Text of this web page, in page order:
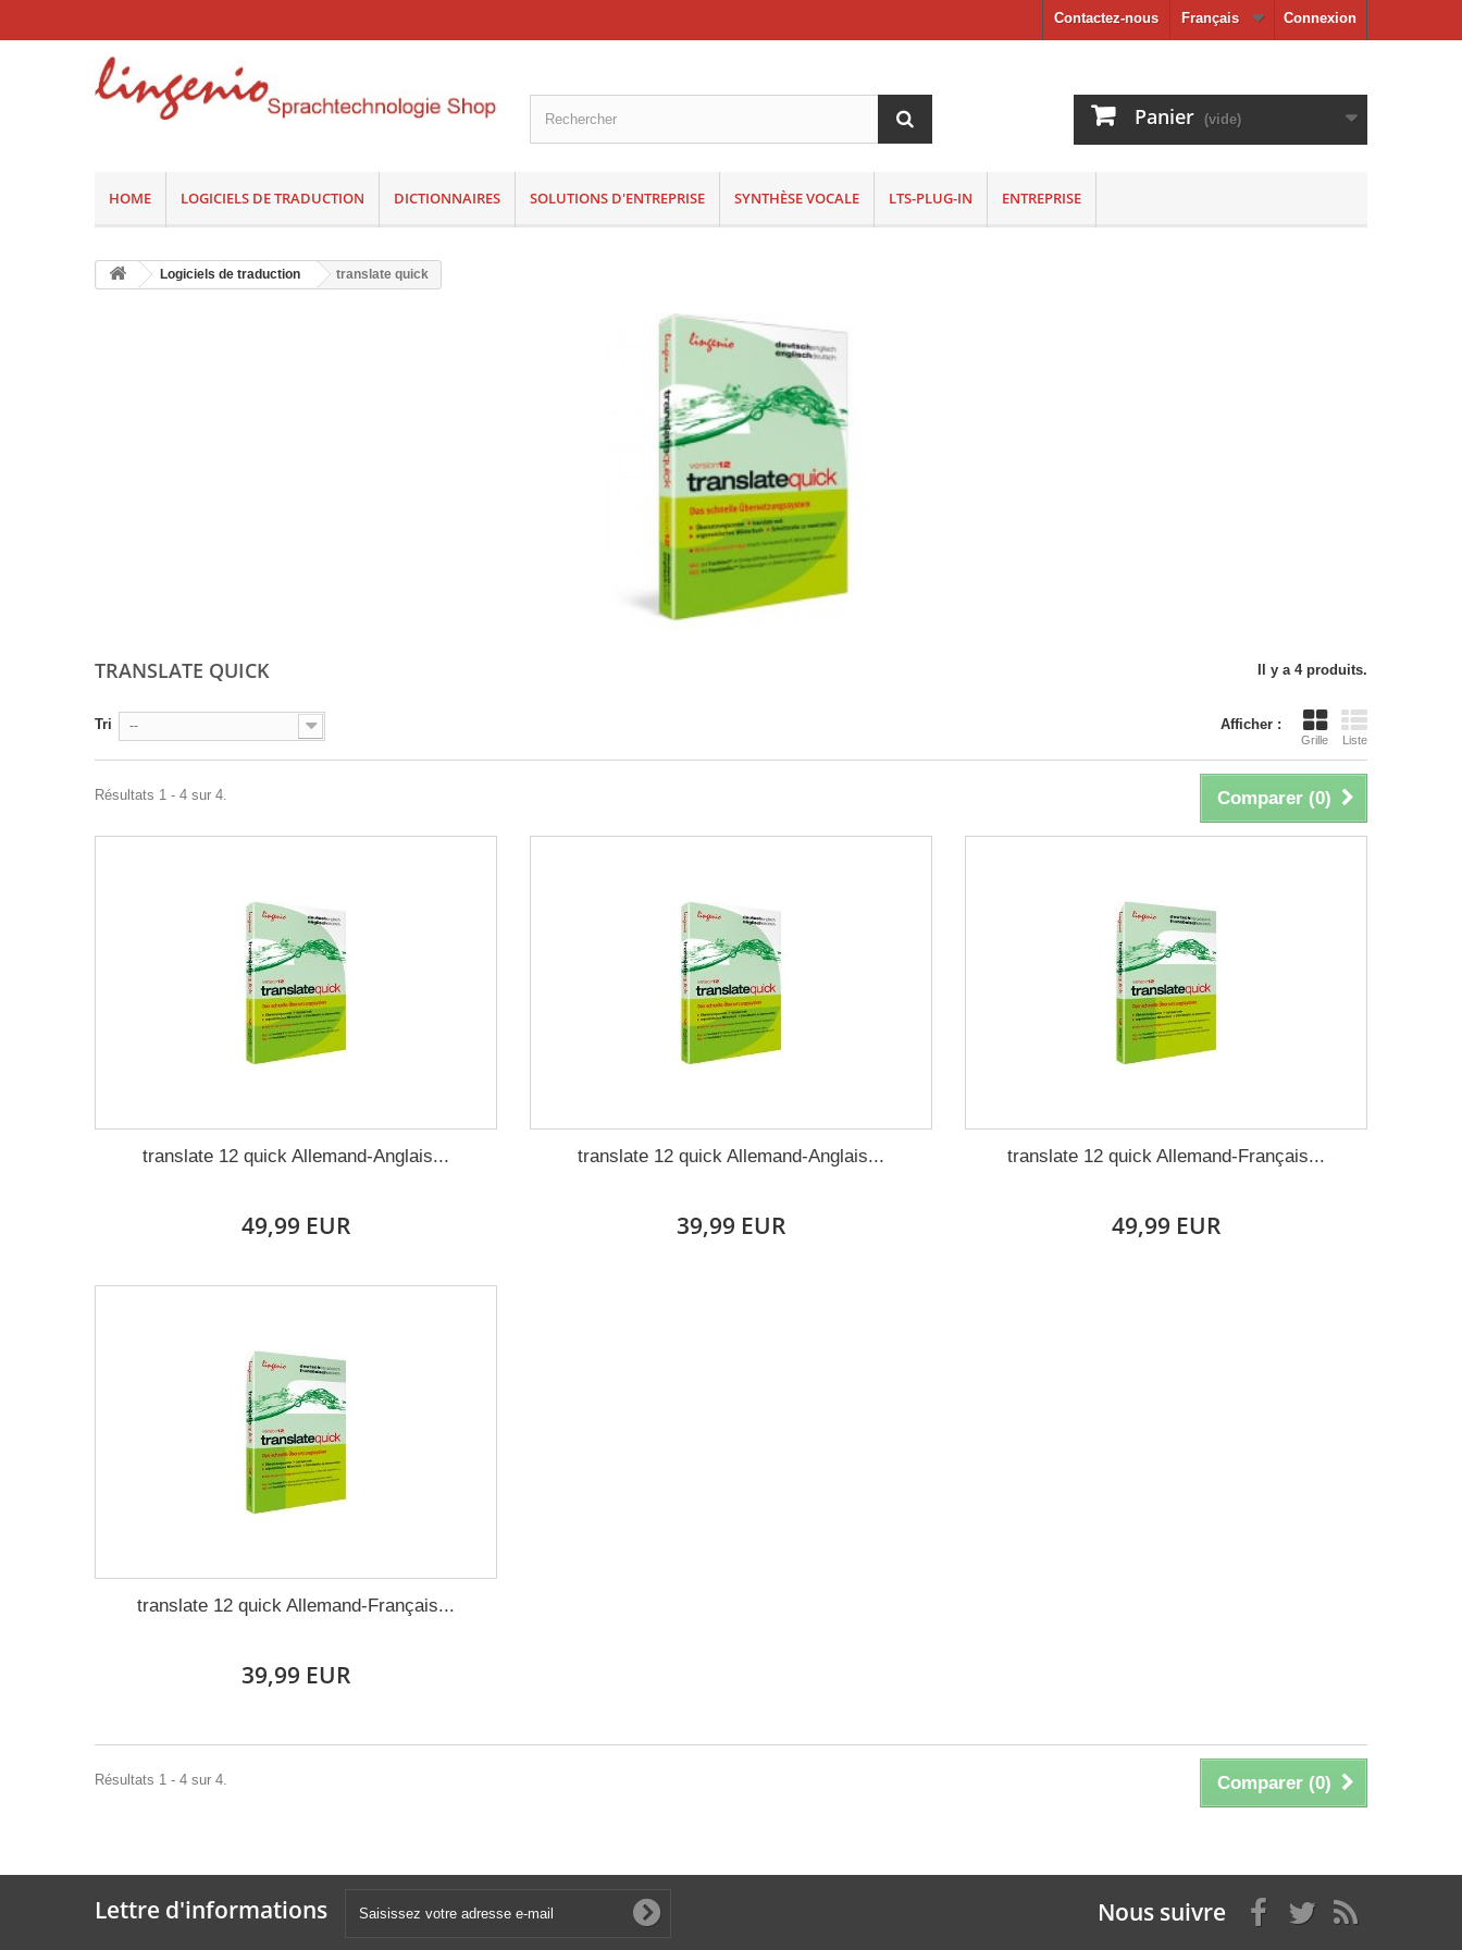
Connexion
Français
Contactez-nous
Panier (vide)
HOME LOGICIELS DE TRADUCTION DICTIONNAIRES SOLUTIONS D'ENTREPRISE SYNTHÈSE VOCALE LTS-PLUG-IN ENTREPRISE
Logiciels de traduction translate quick
TRANSLATE QUICK Il y a 4 produits.
Afficher :
Grille Liste
Tri --
Comparer (0)
Résultats 1 - 4 sur 4.
translate 12 quick Allemand-Anglais...
49,99 EUR
translate 12 quick Allemand-Anglais...
39,99 EUR
translate 12 quick Allemand-Français...
49,99 EUR
translate 12 quick Allemand-Français...
39,99 EUR
Comparer (0)
Résultats 1 - 4 sur 4.
Lettre d'informations Nous suivre